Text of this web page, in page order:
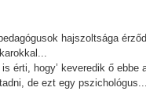
hajszoltsága
érti, hogy’ keveredik ő
de ezt egy